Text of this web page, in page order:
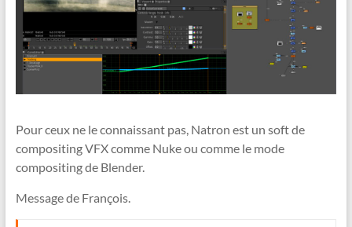
Pour ceux ne le connaissant pas, Natron est un soft de
compositing VFX comme Nuke ou comme le mode
compositing de Blender.
Message de François.